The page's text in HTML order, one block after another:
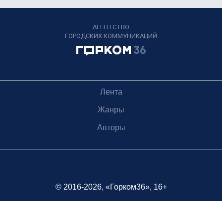
АГЕНТСТВО
ГОРОДСКИХ КОММУНИКАЦИЙ
Лента
Жанры
Авторы
© 2016-2026, «Горком36», 16+